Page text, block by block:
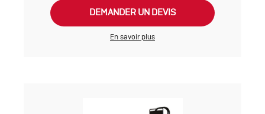
DEMANDER UN DEVIS
En savoir plus